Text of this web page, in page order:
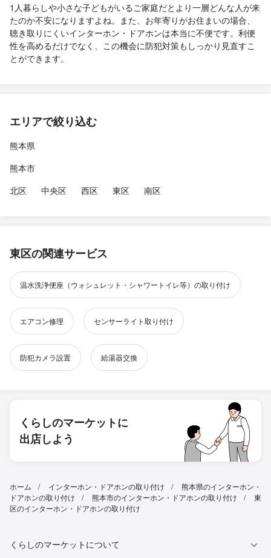
1人暮らしや小さな子どもがいるご家庭だとより一層どんな人が来
たのか不安になりますよね。また、お年寄りがお住まいの場合、
聴き取りにくいインターホン・ドアホンは本当に不便です。利便
性を高めるだけでなく、この機会に防犯対策もしっかり見直すこ
とができます。
エリアで絞り込む
熊本県
熊本市
北区
中央区 西区 東区 南区
東区の関連サービス
温水洗浄便座（ウォシュレット・シャワートイレ等）の取り付け
エアコン修理 センサーライト取り付け
防犯カメラ設置 給湯器交換
くらしのマーケットに
出店しよう
ホーム インターホン・ドアホンの取り付け
熊本県のインターホン・
ドアホンの取り付け
熊本市のインターホン・ドアホンの取り付け
東
区のインターホン・ドアホンの取り付け
くらしのマーケットについて